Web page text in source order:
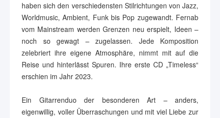
haben sich den verschiedensten Stilrichtungen von Jazz,
Worldmusic, Ambient, Funk bis Pop zugewandt. Fernab
vom Mainstream werden Grenzen neu erspielt, Ideen –
noch so gewagt – zugelassen. Jede Komposition
zelebriert ihre eigene Atmosphäre, nimmt mit auf die
Reise und hinterlässt Spuren. Ihre erste CD „Timeless“
erschien im Jahr 2023.
Ein Gitarrenduo der besonderen Art – anders,
eigenwillig, voller Überraschungen und mit viel Liebe zur